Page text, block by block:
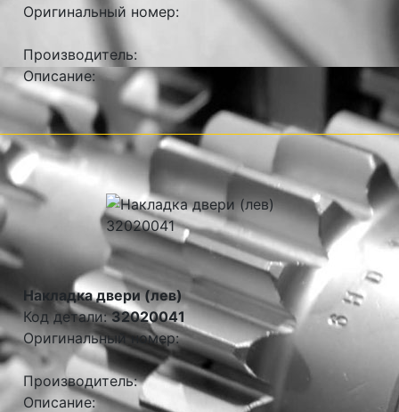
Оригинальный номер:
Производитель:
Описание:
Накладка двери (лев)
Код детали:32020041
Оригинальный номер:
Производитель:
Описание: